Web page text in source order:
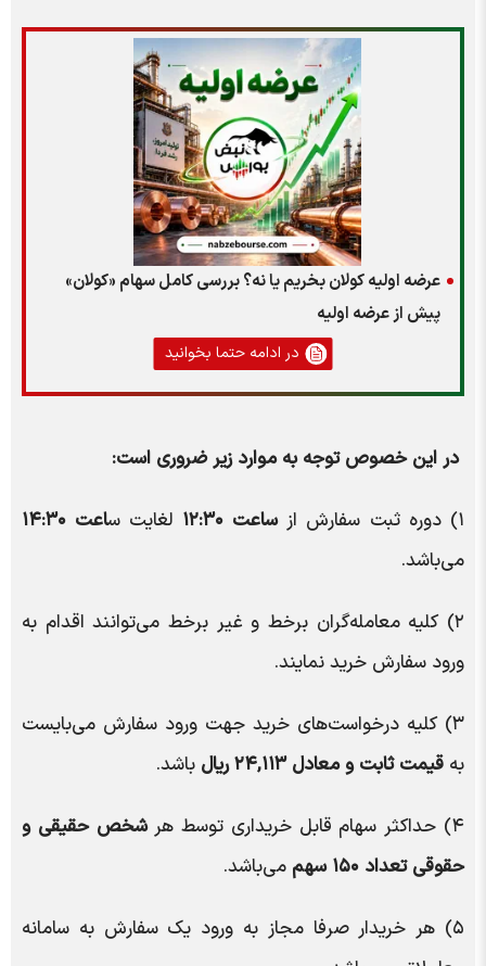
عرضه اولیه کولان بخریم یا نه؟ بررسی کامل سهام «کولان»
پیش از عرضه اولیه
در ادامه حتما بخوانید
در این خصوص توجه به موارد زیر ضروری است:
۱) دوره ثبت سفارش از ساعت ۱۲:۳۰ لغایت ساعت ۱۴:۳۰
می‌باشد.
۲) کلیه معامله‌گران برخط و غیر برخط می‌توانند اقدام به
ورود سفارش خرید نمایند.
۳) کلیه درخواست‌های خرید جهت ورود سفارش می‌بایست
به قیمت ثابت و معادل ۲۴,۱۱۳ ریال باشد.
۴) حداکثر سهام قابل خریداری توسط هر
شخص حقیقی و
حقوقی تعداد ۱۵۰ سهم
می‌باشد.
۵) هر خریدار صرفا مجاز به ورود یک سفارش به سامانه